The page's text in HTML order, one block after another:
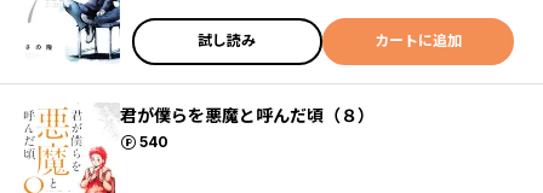
試し読み カートに追加
君が僕らを悪魔と呼んだ頃（８）
540
ポイント